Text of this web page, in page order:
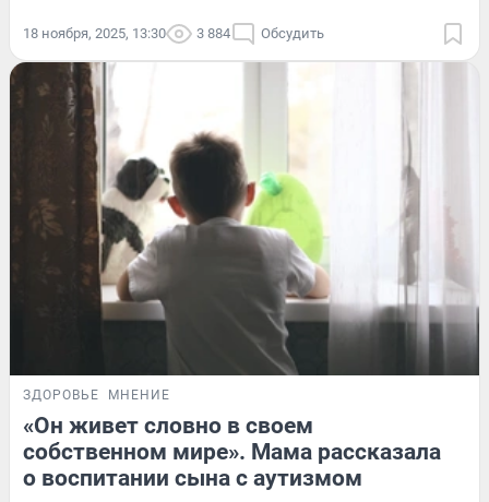
18 ноября, 2025, 13:30 3 884 Обсудить
ЗДОРОВЬЕ МНЕНИЕ
«Он живет словно в своем
собственном мире». Мама рассказала
о воспитании сына с аутизмом